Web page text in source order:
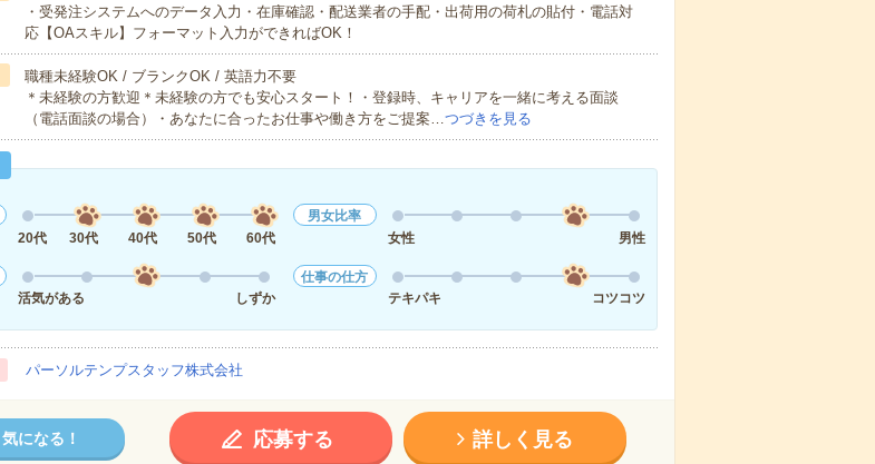
・受発注システムへのデータ入力・在庫確認・配送業者の手配・出荷用の荷札の貼付・電話対
応【OAスキル】フォーマット入力ができればOK！
職種未経験OK / ブランクOK / 英語力不要
＊未経験の方歓迎＊未経験の方でも安心スタート！・登録時、キャリアを一緒に考える面談
（電話面談の場合）・あなたに合ったお仕事や働き方をご提案…つづきを見る
20代
30代 40代 50代 60代
男女比率
女性
男性
活気がある
しずか
仕事の仕方
テキパキ
コツコツ
パーソルテンプスタッフ株式会社
気になる！ 応募する 詳しく見る